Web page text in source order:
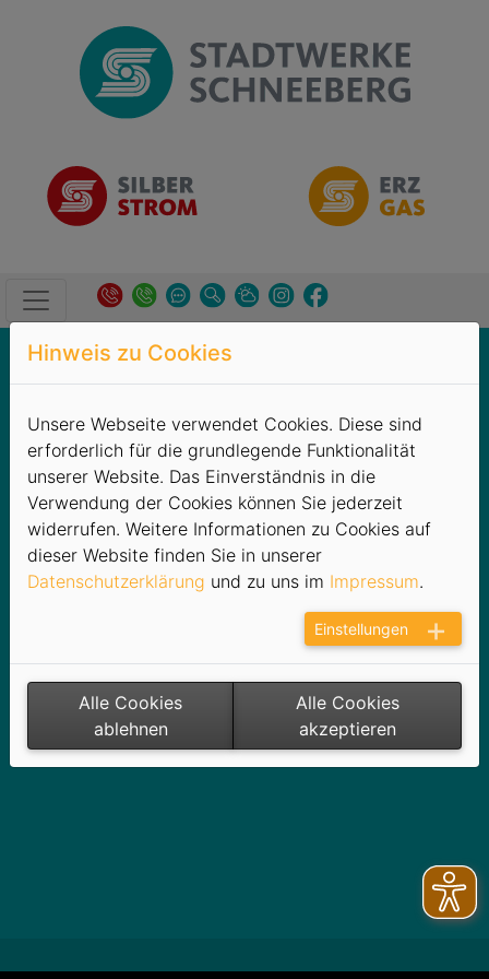
Kundenservice →Wichtige Hinweise
Wichtige Hinweise
Ab dem 06.06.2025 gilt die gesetzliche Änderung zum
24 h Lieferantenwechsel gem. §20a
Energiewirtschaftsgesetz (EnWG).
Es sind dann keine rückwirkenden Ein- und Auszüge
mehr möglich. Die An- und Abmeldungen sind 7 bis 10
Hinweis zu Cookies
Unsere Webseite verwendet Cookies. Diese sind
erforderlich für die grundlegende Funktionalität
unserer Website. Das Einverständnis in die
Verwendung der Cookies können Sie jederzeit
widerrufen. Weitere Informationen zu Cookies auf
dieser Website finden Sie in unserer
Datenschutzerklärung und zu uns im Impressum.
Einstellungen
Alle Cookies
ablehnen
Alle Cookies
akzeptieren